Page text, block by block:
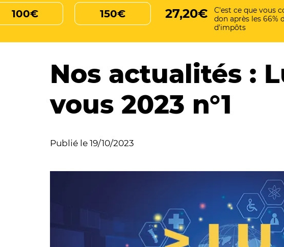
100€ 150€ 27,20€
C'est ce que vous
don après les 66%
d'impôts
Nos actualités :
vous 2023 n°1
Publié le 19/10/2023